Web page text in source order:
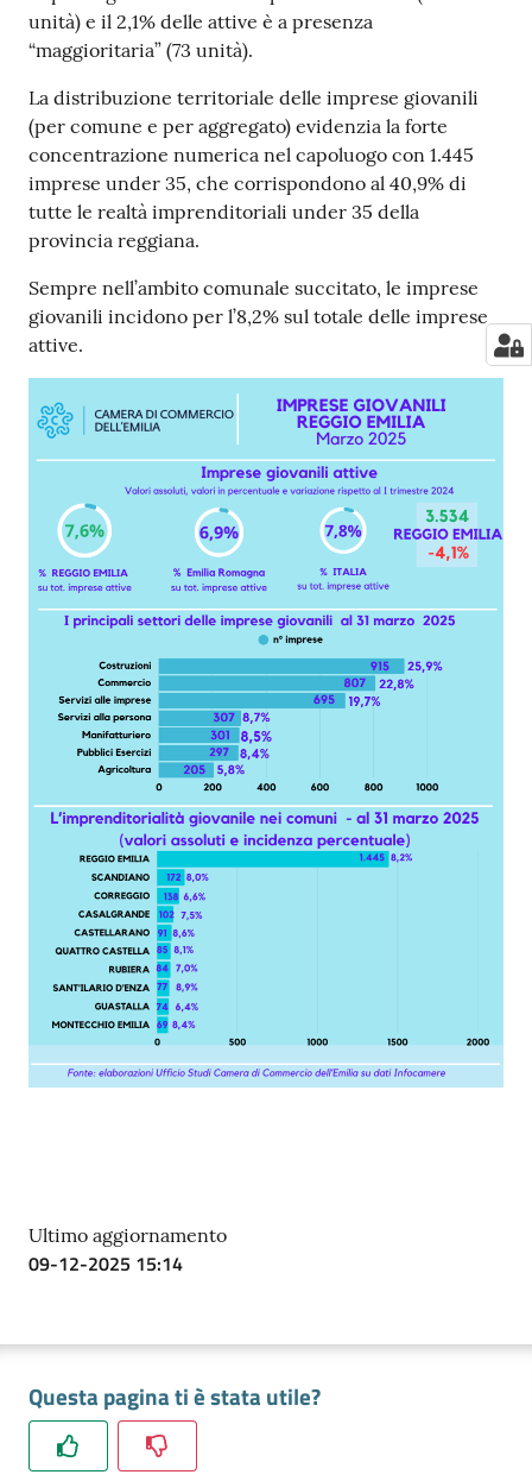
unità) e il 2,1% delle attive è a presenza
“maggioritaria” (73 unità).
La distribuzione territoriale delle imprese giovanili
(per comune e per aggregato) evidenzia la forte
concentrazione numerica nel capoluogo con 1.445
imprese under 35, che corrispondono al 40,9% di
tutte le realtà imprenditoriali under 35 della
provincia reggiana.
Sempre nell’ambito comunale succitato, le imprese
giovanili incidono per l’8,2% sul totale delle imprese
attive.
Ultimo aggiornamento
09-12-2025 15:14
Questa pagina ti è stata utile?